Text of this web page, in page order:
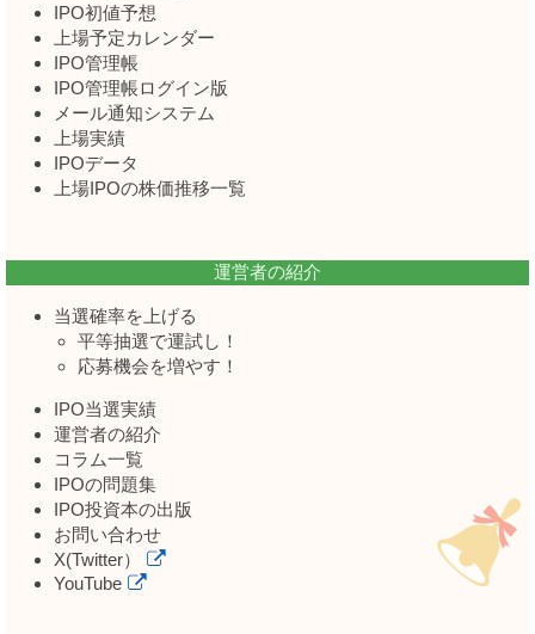
IPO初値予想
上場予定カレンダー
IPO管理帳
IPO管理帳ログイン版
メール通知システム
上場実績
IPOデータ
上場IPOの株価推移一覧
運営者の紹介
当選確率を上げる
平等抽選で運試し！
応募機会を増やす！
IPO当選実績
運営者の紹介
コラム一覧
IPOの問題集
IPO投資本の出版
お問い合わせ
X(Twitter）
YouTube